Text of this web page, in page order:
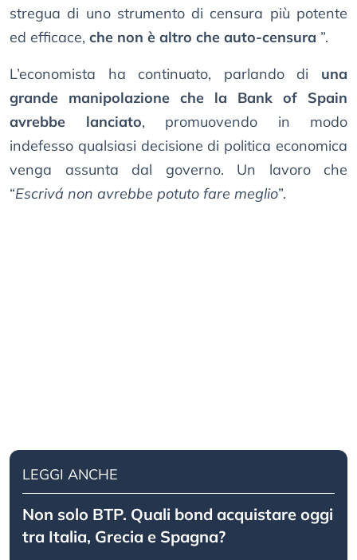
stregua di uno strumento di censura più potente
ed efficace, che non è altro che auto-censura ”.
L’economista ha continuato, parlando di una
grande manipolazione che la Bank of Spain
avrebbe lanciato, promuovendo in modo
indefesso qualsiasi decisione di politica economica
venga assunta dal governo. Un lavoro che
“Escrivá non avrebbe potuto fare meglio”.
LEGGI ANCHE
Non solo BTP. Quali bond acquistare oggi
tra Italia, Grecia e Spagna?